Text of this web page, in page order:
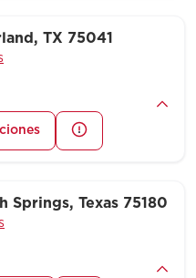
TX 75041
Springs, Texas 75180